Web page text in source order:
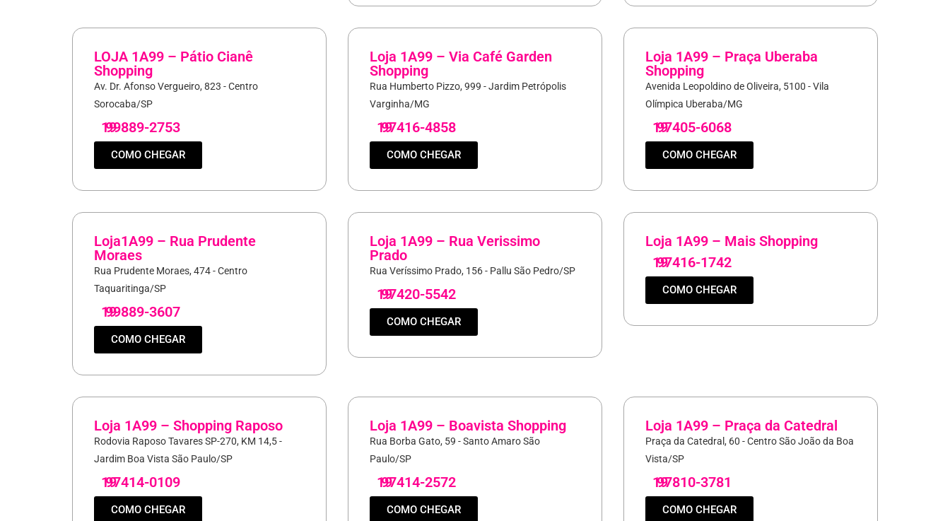
LOJA 1A99 – Pátio Cianê
Shopping
Av. Dr. Afonso Vergueiro, 823 - Centro
Sorocaba/SP
19
99889-2753
COMO CHEGAR
Loja 1A99 – Via Café Garden
Shopping
Rua Humberto Pizzo, 999 - Jardim Petrópolis
Varginha/MG
19
97416-4858
COMO CHEGAR
Loja 1A99 – Praça Uberaba
Shopping
Avenida Leopoldino de Oliveira, 5100 - Vila
Olímpica Uberaba/MG
19
97405-6068
COMO CHEGAR
Loja1A99 – Rua Prudente
Moraes
Rua Prudente Moraes, 474 - Centro
Taquaritinga/SP
19
99889-3607
COMO CHEGAR
Loja 1A99 – Rua Verissimo
Prado
Rua Veríssimo Prado, 156 - Pallu São Pedro/SP
19
97420-5542
COMO CHEGAR
Loja 1A99 – Mais Shopping
19
97416-1742
COMO CHEGAR
Loja 1A99 – Shopping Raposo
Rodovia Raposo Tavares SP-270, KM 14,5 -
Jardim Boa Vista São Paulo/SP
19
97414-0109
COMO CHEGAR
Loja 1A99 – Boavista Shopping
Rua Borba Gato, 59 - Santo Amaro São
Paulo/SP
19
97414-2572
COMO CHEGAR
Loja 1A99 – Praça da Catedral
Praça da Catedral, 60 - Centro São João da Boa
Vista/SP
19
97810-3781
COMO CHEGAR